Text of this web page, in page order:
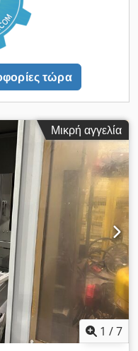
τώρα
Μικρή αγγελία
1 /7